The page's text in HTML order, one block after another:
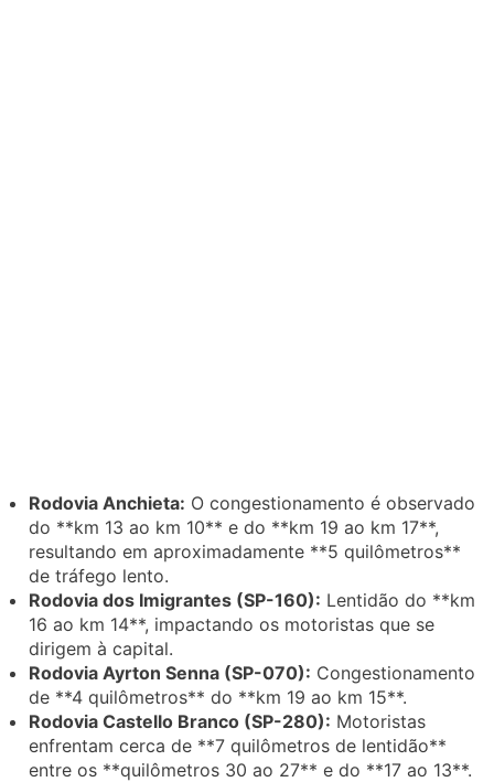
Rodovia Anchieta: O congestionamento é observado
do **km 13 ao km 10** e do **km 19 ao km 17**,
resultando em aproximadamente **5 quilômetros**
de tráfego lento.
Rodovia dos Imigrantes (SP-160): Lentidão do **km
16 ao km 14**, impactando os motoristas que se
dirigem à capital.
Rodovia Ayrton Senna (SP-070): Congestionamento
de **4 quilômetros** do **km 19 ao km 15**.
Rodovia Castello Branco (SP-280): Motoristas
enfrentam cerca de **7 quilômetros de lentidão**
entre os **quilômetros 30 ao 27** e do **17 ao 13**.